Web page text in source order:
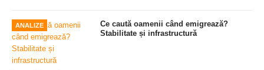
ANALIZE
Ce caută oamenii când emigrează?
Stabilitate și infrastructură